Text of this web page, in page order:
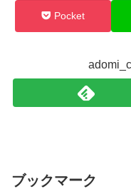
Pocket
ブックマーク